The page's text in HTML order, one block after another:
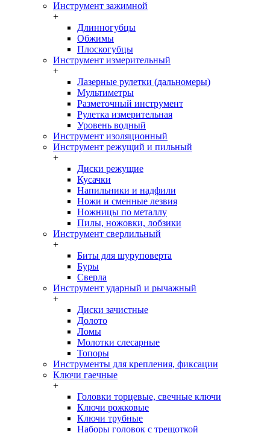
Инструмент зажимной
+
Длинногубцы
Обжимы
Плоскогубцы
Инструмент измерительный
+
Лазерные рулетки (дальномеры)
Мультиметры
Разметочный инструмент
Рулетка измерительная
Уровень водный
Инструмент изоляционный
Инструмент режущий и пильный
+
Диски режущие
Кусачки
Напильники и надфили
Ножи и сменные лезвия
Ножницы по металлу
Пилы, ножовки, лобзики
Инструмент сверлильный
+
Биты для шуруповерта
Буры
Сверла
Инструмент ударный и рычажный
+
Диски зачистные
Долото
Ломы
Молотки слесарные
Топоры
Инструменты для крепления, фиксации
Ключи гаечные
+
Головки торцевые, свечные ключи
Ключи рожковые
Ключи трубные
Наборы головок c трещоткой